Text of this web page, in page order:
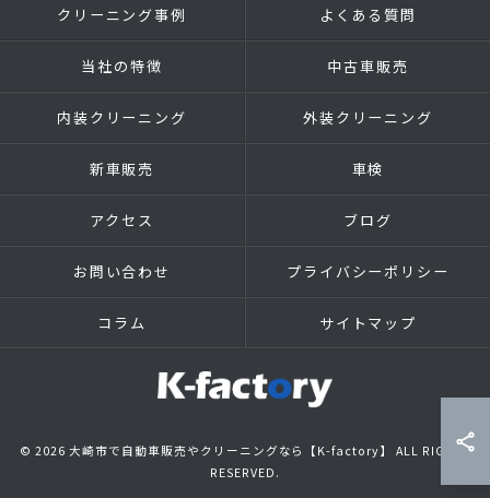
クリーニング事例 よくある質問
当社の特徴 中古車販売
内装クリーニング 外装クリーニング
新車販売 車検
アクセス ブログ
お問い合わせ プライバシーポリシー
コラム サイトマップ
© 2026 大崎市で自動車販売やクリーニングなら【K-factory】 ALL RIGHTS
RESERVED.